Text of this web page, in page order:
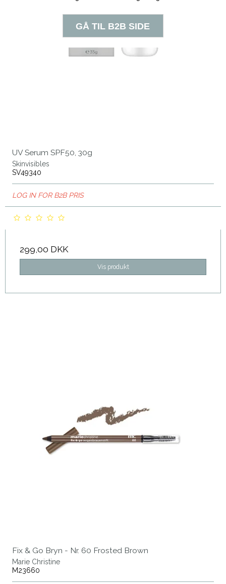
UV Serum SPF50, 30g
Skinvisibles
SV49340
LOG IN FOR B2B PRIS
299,00 DKK
Vis produkt
Fix & Go Bryn - Nr. 60 Frosted Brown
Marie Christine
M23660